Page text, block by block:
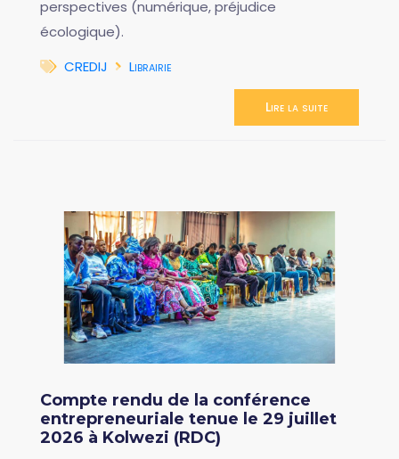
perspectives (numérique, préjudice
écologique).
CREDIJ
Librairie
Lire la suite
Compte rendu de la conférence
entrepreneuriale tenue le 29 juillet
2026 à Kolwezi (RDC)